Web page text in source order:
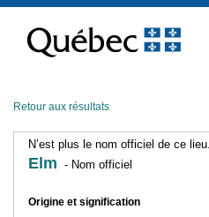
contenu
Retour aux résultats
N’est plus le nom officiel de ce
Elm - Nom officiel
Origine et signification